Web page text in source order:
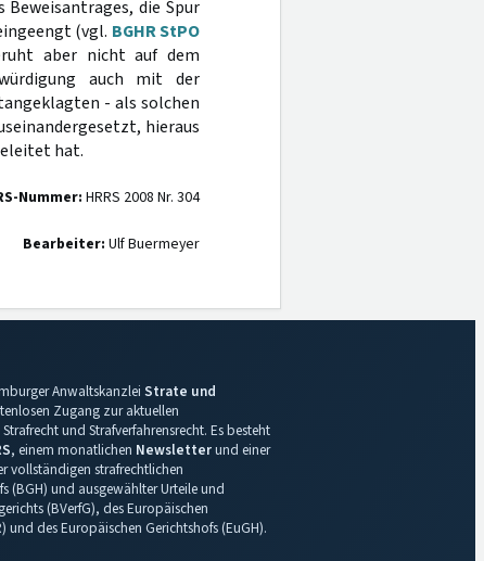
die Spur
(vgl. BGHR StPO
aber nicht auf dem
auch mit der
- als solchen
hieraus
hat.
Nummer: HRRS 2008 Nr. 304
Bearbeiter: Ulf Buermeyer
Anwaltskanzlei Strate und
Zugang zur aktuellen
und Strafverfahrensrecht. Es besteht
, einem monatlichen Newsletterund einer
vollständigen strafrechtlichen
(BGH) und ausgewählter Urteile und
(BVerfG), des Europäischen
und des Europäischen Gerichtshofs (EuGH).